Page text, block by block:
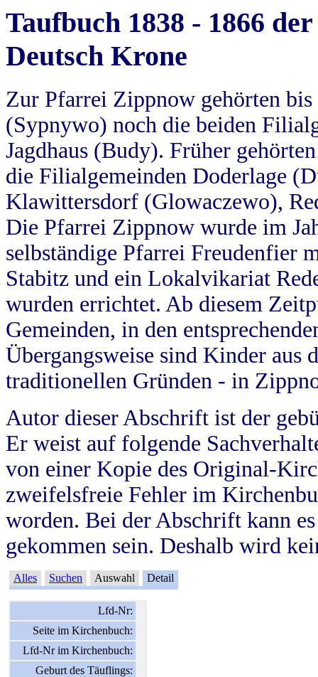
Taufbuch 1838 - 1866
Deutsch Krone
Zur Pfarrei Zippnow gehörten
(Sypnywo) noch die beiden
Jagdhaus (Budy). Früher
die Filialgemeinden Doderlage
Klawittersdorf (Glowaczewo),
Die Pfarrei Zippnow wurde im
selbständige Pfarrei Freudenfier
Stabitz und ein Lokalvikariat
wurden errichtet. Ab diesem
Gemeinden, in den
Übergangsweise sind Kinder aus
traditionellen Gründen - in
Autor dieser Abschrift ist der
Er weist auf folgende
von einer Kopie des Original-
zweifelsfreie Fehler im
worden. Bei der Abschrift kann
gekommen sein. Deshalb wird
Alles Suchen Auswahl Detail
Lfd-Nr:
Seite im Kirchenbuch:
Lfd-Nr im Kirchenbuch:
Geburt des Täuflings: